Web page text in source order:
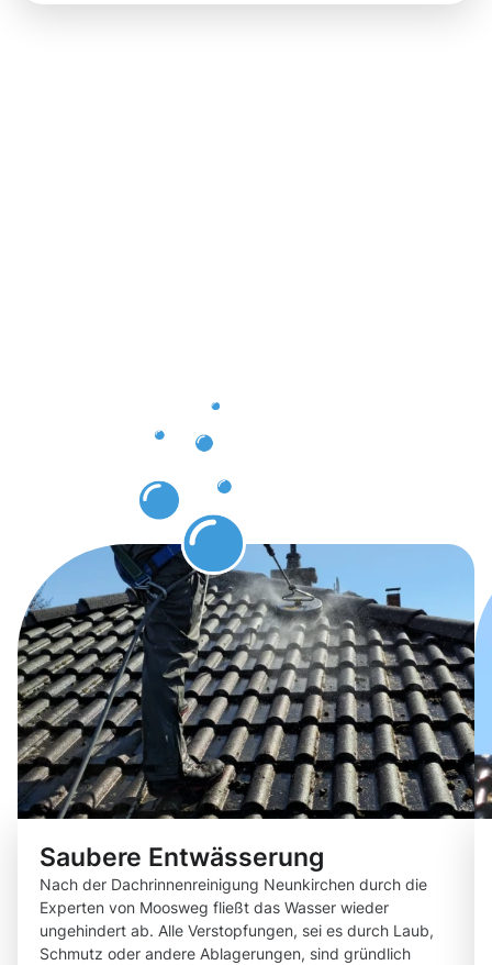
Saubere Entwässerung
Nach der Dachrinnenreinigung Neunkirchen durch die
Experten von Moosweg fließt das Wasser wieder
ungehindert ab. Alle Verstopfungen, sei es durch Laub,
Schmutz oder andere Ablagerungen, sind gründlich